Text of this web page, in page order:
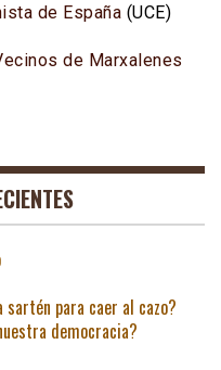
de España (UCE)
de Marxalenes
para caer al cazo?
democracia?